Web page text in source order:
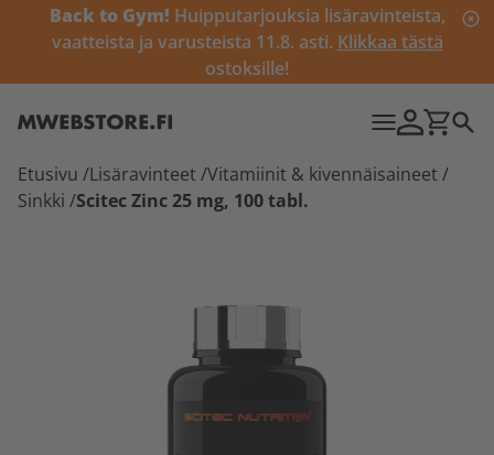
Back to Gym! Huipputarjouksia lisäravinteista,
vaatteista ja varusteista 11.8. asti. Klikkaa tästä
ostoksille!
Etusivu /Lisäravinteet /Vitamiinit & kivennäisaineet /
Sinkki /Scitec Zinc 25 mg, 100 tabl.